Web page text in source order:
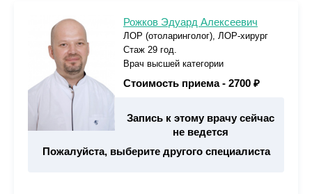
Рожков Эдуард Алексеевич
ЛОР (отоларинголог), ЛОР-хирург
Стаж 29 год.
Врач высшей категории
Стоимость приема - 2700 ₽
Запись к этому врачу сейчас
не ведется
Пожалуйста, выберите другого специалиста